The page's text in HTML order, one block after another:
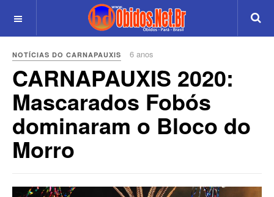
NOTÍCIAS DO CARNAPAUXIS 6 anos
CARNAPAUXIS 2020:
Mascarados Fobós
dominaram o Bloco do
Morro